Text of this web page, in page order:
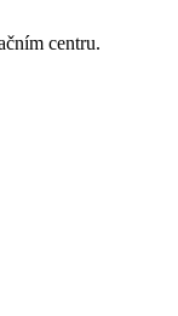
centru.